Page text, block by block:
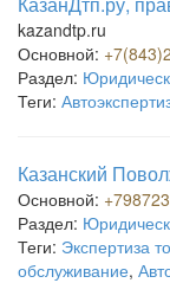
kazandtp.ru
Основной:
Раздел:
Теги:
Казанский
Основной:
Раздел:
Теги: Экспертиза
обслуживание,